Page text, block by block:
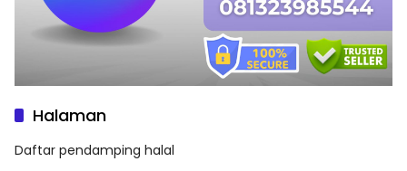
Halaman
Daftar pendamping halal